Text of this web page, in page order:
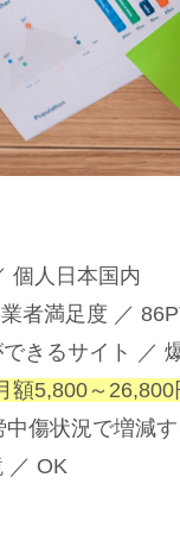
個人日本国内
者満足度 ／
きるサイト ／
額5,800～26,800
傷状況で増減す
／ OK